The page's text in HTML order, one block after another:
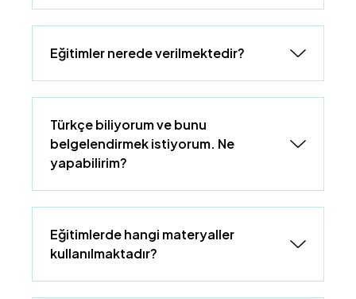
Eğitimler nerede verilmektedir?
Türkçe biliyorum ve bunu
belgelendirmek istiyorum. Ne
yapabilirim?
Eğitimlerde hangi materyaller
kullanılmaktadır?